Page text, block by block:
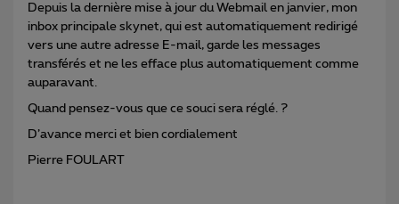
Depuis la dernière mise à jour du Webmail en janvier, mon
inbox principale skynet, qui est automatiquement redirigé
vers une autre adresse E-mail, garde les messages
transférés et ne les efface plus automatiquement comme
auparavant.
Quand pensez-vous que ce souci sera réglé. ?
D’avance merci et bien cordialement
Pierre FOULART